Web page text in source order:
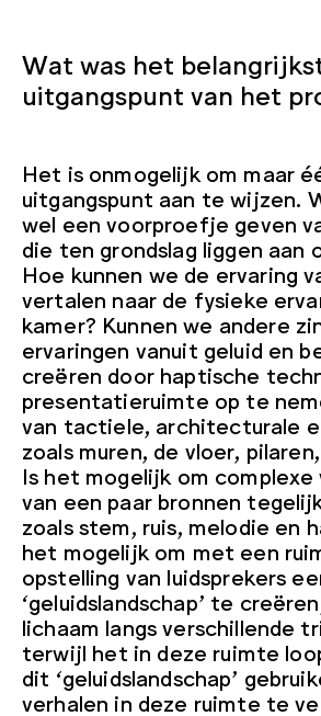
Wat was het
uitgangspunt van het
Het is onmogelijk om maar
uitgangspunt aan te wijzen.
wel een voorproefje geven
die ten grondslag liggen aan
Hoe kunnen we de ervaring
vertalen naar de fysieke
kamer? Kunnen we andere
ervaringen vanuit geluid en
creëren door haptische
presentatieruimte op te
van tactiele, architecturale
zoals muren, de vloer,
Is het mogelijk om complexe
van een paar bronnen
zoals stem, ruis, melodie en
het mogelijk om met een
opstelling van luidsprekers
‘geluidslandschap’ te
lichaam langs verschillende
terwijl het in deze ruimte
dit ‘geluidslandschap’
verhalen in deze ruimte te